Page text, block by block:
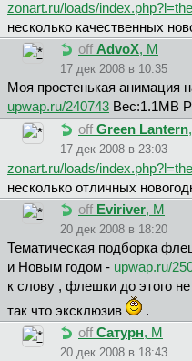
zonart.ru/loads/
несколько качественных
off AdvoX, М
17 дек 2008 в 10:35
Моя простенькая анимация
upwap.ru/240743 Вес:1.1МВ
off Green Lantern
17 дек 2008 в 23:03
zonart.ru/loads/
несколько отличных
off Eviriver, М
20 дек 2008 в 18:20
Тематическая подборка
и Новым годом - upwap.ru/
к слову , флешки до этого
так что эксклюзив
.
off Сатурн, М
20 дек 2008 в 18:43